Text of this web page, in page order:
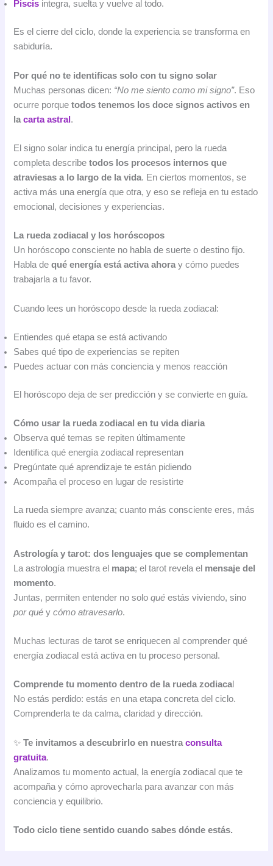
Piscis integra, suelta y vuelve al todo.
Es el cierre del ciclo, donde la experiencia se transforma en
sabiduría.
Por qué no te identificas solo con tu signo solar
Muchas personas dicen: “No me siento como mi signo”. Eso
ocurre porquetodos tenemos los doce signos activos en
lacarta astral .
El signo solar indica tu energía principal, pero la rueda
completa describetodos los procesos internos que
atraviesas a lo largo de la vida. En ciertos momentos, se
activa más una energía que otra, y eso se refleja en tu estado
emocional, decisiones y experiencias.
La rueda zodiacal y los horóscopos
Un horóscopo consciente no habla de suerte o destino fijo.
Habla dequé energía está activa ahoray cómo puedes
trabajarla a tu favor.
Cuando lees un horóscopo desde la rueda zodiacal:
Entiendes qué etapa se está activando
Sabes qué tipo de experiencias se repiten
Puedes actuar con más conciencia y menos reacción
El horóscopo deja de ser predicción y se convierte en guía.
Cómo usar la rueda zodiacal en tu vida diaria
Observa qué temas se repiten últimamente
Identifica qué energía zodiacal representan
Pregúntate qué aprendizaje te están pidiendo
Acompaña el proceso en lugar de resistirte
La rueda siempre avanza; cuanto más consciente eres, más
fluido es el camino.
Astrología y tarot: dos lenguajes que se complementan
La astrología muestra el mapa; el tarot revela el mensaje del
momento.
Juntas, permiten entender no soloqué estás viviendo, sino
por qué ycómo atravesarlo.
Muchas lecturas de tarot se enriquecen al comprender qué
energía zodiacal está activa en tu proceso personal.
Comprende tu momento dentro de la rueda zodiacal
No estás perdido: estás en una etapa concreta del ciclo.
Comprenderla te da calma, claridad y dirección.
✨Te invitamos a descubrirlo en nuestraconsulta
gratuita.
Analizamos tu momento actual, la energía zodiacal que te
acompaña y cómo aprovecharla para avanzar con más
conciencia y equilibrio.
Todo ciclo tiene sentido cuando sabes dónde estás.